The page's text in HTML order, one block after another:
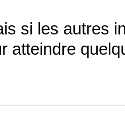
si les autres
atteindre